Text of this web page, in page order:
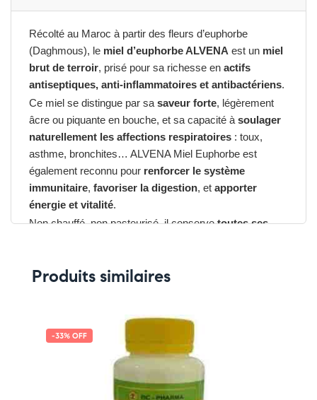
Récolté au Maroc à partir des fleurs d’euphorbe
(Daghmous), le miel d’euphorbe ALVENA est un miel
brut de terroir, prisé pour sa richesse en actifs
antiseptiques, anti-inflammatoires et antibactériens.
Ce miel se distingue par sa saveur forte, légèrement
âcre ou piquante en bouche, et sa capacité à soulager
naturellement les affections respiratoires : toux,
asthme, bronchites… ALVENA Miel Euphorbe est
également reconnu pour renforcer le système
immunitaire, favoriser la digestion, et apporter
énergie et vitalité.
Non chauffé, non pasteurisé, il conservetoutes ses
ou convalescence.
Euphorbe
Stimule l’immunité et protège des infections
Puissant antiseptique naturel– idéal contre la toux
Produits similaires
-33% OFF